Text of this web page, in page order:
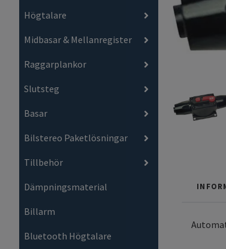
Högtalare
Midbasar & Mellanregister
Raggarplankor
Slutsteg
Basar
Bilstereo Paketlösningar
Tillbehör
Dämpningsmaterial
Billarm
Bluetooth Högtalare